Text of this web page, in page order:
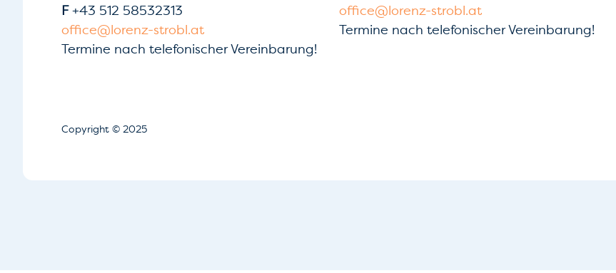
F+43 512 58532313
office@lorenz-strobl.at
Termine nach telefonischer Vereinbarung!
office@lorenz-strobl.at
Termine nach telefonischer Vereinbarung!
Copyright © 2025